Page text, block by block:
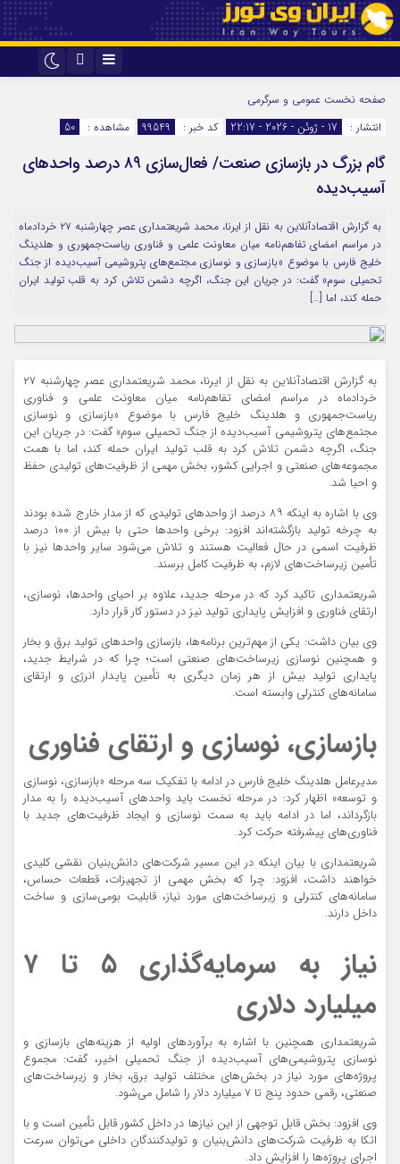
اینستاگرام
صفحه نخست عمومی و سرگرمی
انتشار :
17 - ژوئن - 2026 - 22:17 کد خبر : 99549 مشاهده : 50
گام بزرگ در بازسازی صنعت/ فعال‌سازی ۸۹ درصد واحدهای
آسیب‌دیده
به گزارش اقتصادآنلاین به نقل از ایرنا، محمد شریعتمداری عصر چهارشنبه ۲۷ خردادماه
در مراسم امضای تفاهم‌نامه میان معاونت علمی و فناوری ریاست‌جمهوری و هلدینگ
خلیج فارس با موضوع «بازسازی و نوسازی مجتمع‌های پتروشیمی آسیب‌دیده از جنگ
تحمیلی سوم» گفت: در جریان این جنگ، اگرچه دشمن تلاش کرد به قلب تولید ایران
حمله کند، اما […]
به گزارش اقتصادآنلاین به نقل از ایرنا، محمد شریعتمداری عصر چهارشنبه ۲۷
خردادماه در مراسم امضای تفاهم‌نامه میان معاونت علمی و فناوری
ریاست‌جمهوری و هلدینگ خلیج فارس با موضوع «بازسازی و نوسازی
مجتمع‌های پتروشیمی آسیب‌دیده از جنگ تحمیلی سوم» گفت: در جریان این
جنگ، اگرچه دشمن تلاش کرد به قلب تولید ایران حمله کند، اما با همت
مجموعه‌های صنعتی و اجرایی کشور، بخش مهمی از ظرفیت‌های تولیدی حفظ
و احیا شد.
وی با اشاره به اینکه ۸۹ درصد از واحد‌های تولیدی که از مدار خارج شده بودند
به چرخه تولید بازگشته‌اند افزود: برخی واحد‌ها حتی با بیش از ۱۰۰ درصد
ظرفیت اسمی در حال فعالیت هستند و تلاش می‌شود سایر واحد‌ها نیز با
تأمین زیرساخت‌های لازم، به ظرفیت کامل برسند.
شریعتمداری تاکید کرد که در مرحله جدید، علاوه بر احیای واحدها، نوسازی،
ارتقای فناوری و افزایش پایداری تولید نیز در دستور کار قرار دارد.
وی بیان داشت: یکی از مهم‌ترین برنامه‌ها، بازسازی واحد‌های تولید برق و بخار
و همچنین نوسازی زیرساخت‌های صنعتی است؛ چرا که در شرایط جدید،
پایداری تولید بیش از هر زمان دیگری به تأمین پایدار انرژی و ارتقای
سامانه‌های کنترلی وابسته است.
بازسازی، نوسازی و ارتقای فناوری
مدیرعامل هلدینگ خلیج فارس در ادامه با تفکیک سه مرحله «بازسازی، نوسازی
و توسعه» اظهار کرد: در مرحله نخست باید واحد‌های آسیب‌دیده را به مدار
بازگرداند، اما در ادامه باید به سمت نوسازی و ایجاد ظرفیت‌های جدید با
فناوری‌های پیشرفته حرکت کرد.
شریعتمداری با بیان اینکه در این مسیر شرکت‌های دانش‌بنیان نقشی کلیدی
خواهند داشت، افزود: چرا که بخش مهمی از تجهیزات، قطعات حساس،
سامانه‌های کنترلی و زیرساخت‌های مورد نیاز، قابلیت بومی‌سازی و ساخت
داخل دارند.
نیاز به سرمایه‌گذاری ۵ تا ۷
میلیارد دلاری
شریعتمداری همچنین با اشاره به برآورد‌های اولیه از هزینه‌های بازسازی و
نوسازی پتروشیمی‌های آسیب‌دیده از جنگ تحمیلی اخیر، گفت: مجموع
پروژه‌های مورد نیاز در بخش‌های مختلف تولید برق، بخار و زیرساخت‌های
صنعتی، رقمی حدود پنج تا ۷ میلیارد دلار را شامل می‌شود.
وی افزود: بخش قابل توجهی از این نیاز‌ها در داخل کشور قابل تأمین است و با
اتکا به ظرفیت شرکت‌های دانش‌بنیان و تولیدکنندگان داخلی می‌توان سرعت
اجرای پروژه‌ها را افزایش داد.